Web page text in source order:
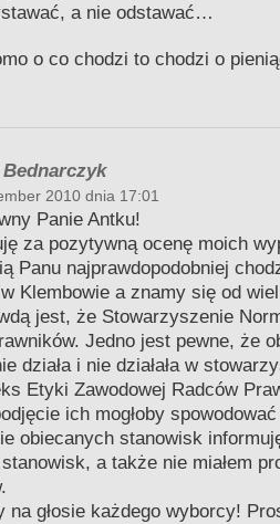
a nie odstawać…
o co chodzi to chodzi o
Bednarczyk
2010 dnia 17:01
Panie Antku!
za pozytywną ocenę moich
Panu najprawdopodobniej
Klembowie a znamy się od
jest, że Stowarzyszenie
Jedno jest pewne, że
działa i nie działała w
Etyki Zawodowej Radców
ich mogłoby
obiecanych stanowisk
a także nie miałem
na głosie każdego wyborcy!